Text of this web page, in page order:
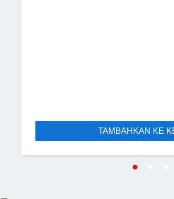
TAMBAHKAN KE